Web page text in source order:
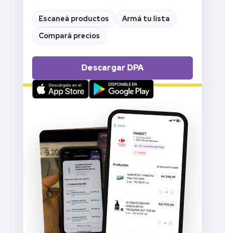
Escaneá productos
Armá tu lista
Compará precios
Descargar DPA